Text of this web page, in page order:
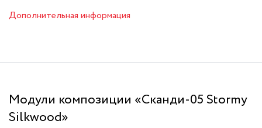
Дополнительная информация
Модули композиции «Сканди-05 Stormy
Silkwood»